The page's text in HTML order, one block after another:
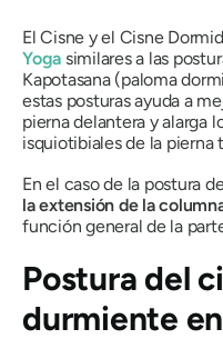
El Cisne y el Cisne
Yoga similares a las
Kapotasana (paloma
estas posturas ayuda a
pierna delantera y alarga
isquiotibiales de la pierna
En el caso de la postura
la extensión de la
función general de la
Postura del
durmiente